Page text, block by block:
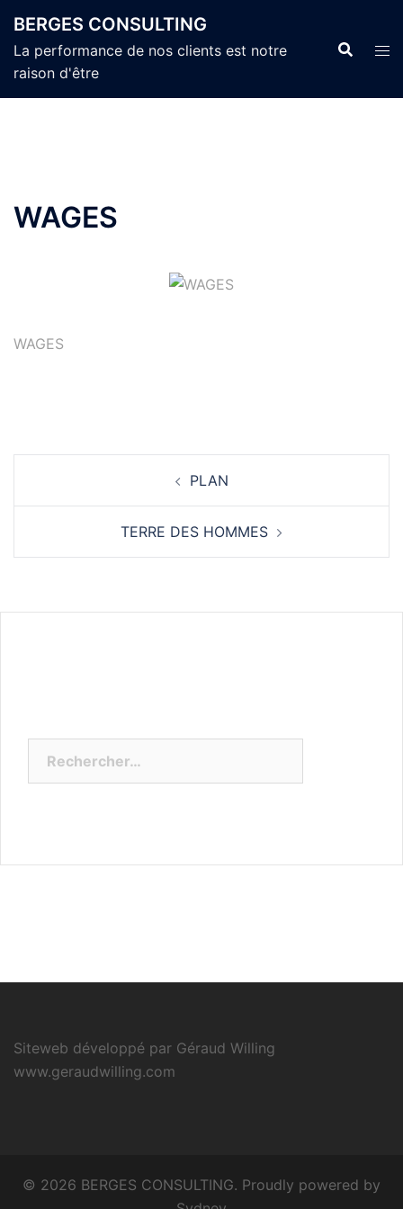
au
contenu
BERGES CONSULTING
La performance de nos clients est notre
raison d'être
WAGES
WAGES
PLAN
TERRE DES HOMMES
Siteweb développé par Géraud Willing
www.geraudwilling.com
© 2026 BERGES CONSULTING. Proudly powered by